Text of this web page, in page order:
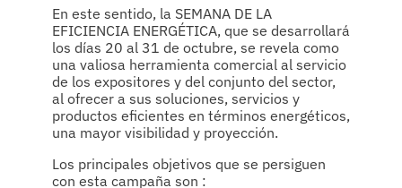
En este sentido, la SEMANA DE LA
EFICIENCIA ENERGÉTICA, que se desarrollará
los días 20 al 31 de octubre, se revela como
una valiosa herramienta comercial al servicio
de los expositores y del conjunto del sector,
al ofrecer a sus soluciones, servicios y
productos eficientes en términos energéticos,
una mayor visibilidad y proyección.
Los principales objetivos que se persiguen
con esta campaña son :